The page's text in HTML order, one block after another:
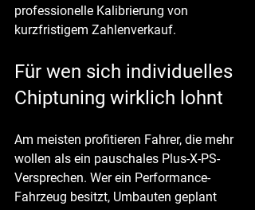
professionelle Kalibrierung von
kurzfristigem Zahlenverkauf.
Für wen sich individuelles
Chiptuning wirklich lohnt
Am meisten profitieren Fahrer, die mehr
wollen als ein pauschales Plus-X-PS-
Versprechen. Wer ein Performance-
Fahrzeug besitzt, Umbauten geplant